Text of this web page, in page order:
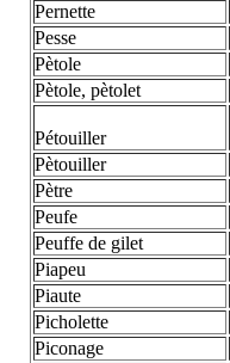
Pernette
Pesse
Pètole
Pètole, pètolet
Pétouiller
Pètouiller
Pètre
Peufe
Peuffe de gilet
Piapeu
Piaute
Picholette
Piconage